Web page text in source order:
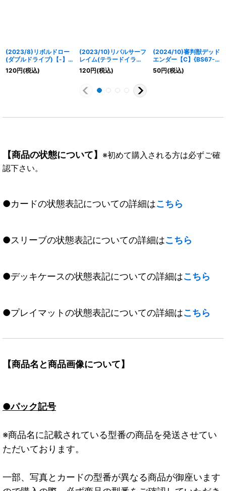
(2023/8)リボルドロー
(ダブルドライブ)【-】
{BS56-RV001}《赤》
120円(税込)
(2023/10)リパルサーフ
レイム(テラードイラス
ト)【C】{BS62-070}
《赤》
120円(税込)
(2024/10)審判獣デッド
エンダー【C】{BS67-
005}《赤》
50円(税込)
【商品の状態について】 ※初めて購入される方は必ずご確
認下さい。
●カードの状態表記についての詳細はこちら
●スリーブの状態表記についての詳細はこちら
●デッキケースの状態表記についての詳細はこちら
●プレイマットの状態表記についての詳細はこちら
【商品名と商品画像について】
●パック記号
※商品名に記載されている型番の商品を発送させてい
ただいております。
一部、写真とカードの型番が異なる商品が御座います